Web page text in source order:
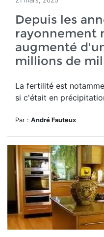
Depuis les
rayonnement
augmenté
millions de
La fertilité est
si c'était en
Par : André Fauteux